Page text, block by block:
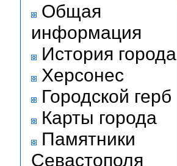
Общая
информация
История города
Херсонес
Городской герб
Карты города
Памятники
Севастополя